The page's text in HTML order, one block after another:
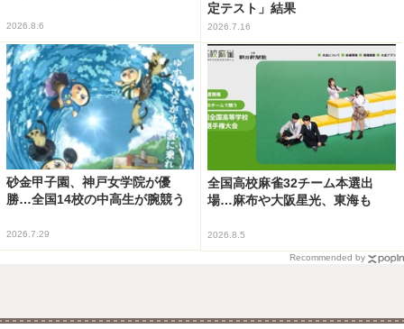
2026.8.6
定テスト」結果
2026.7.16
砂金甲子園、神戸女学院が優
勝…全国14校の中高生が腕競う
2026.7.29
全国高校麻雀32チーム本選出
場…麻布や大阪星光、東海も
2026.8.5
Recommended by